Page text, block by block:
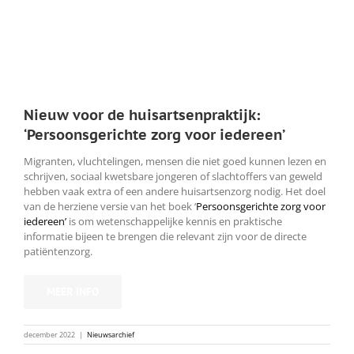
Nieuw voor de huisartsenpraktijk:
‘Persoonsgerichte zorg voor iedereen’
Migranten, vluchtelingen, mensen die niet goed kunnen lezen en
schrijven, sociaal kwetsbare jongeren of slachtoffers van geweld
hebben vaak extra of een andere huisartsenzorg nodig. Het doel
van de herziene versie van het boek ‘Persoonsgerichte zorg voor
iedereen’is om wetenschappelijke kennis en praktische
informatie bijeen te brengen die relevant zijn voor de directe
patiëntenzorg.
december 2022 | Nieuwsarchief